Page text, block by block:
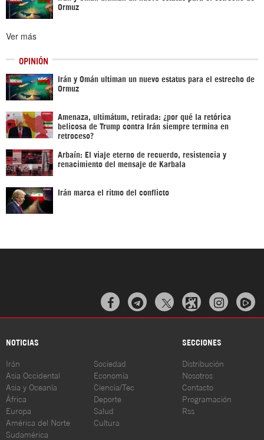
Ormuz
Ver más
OPINIÓN
Irán y Omán ultiman un nuevo estatus para el estrecho de
Ormuz
Amenaza, ultimátum, retirada: ¿por qué la retórica
belicosa de Trump contra Irán siempre termina en
retroceso?
Arbaín: El viaje eterno de recuerdo, resistencia y
renacimiento del mensaje de Karbala
Irán marca el ritmo del conflicto
  
NOTICIAS SECCIONES
Irán
Asia Occidental
Asia y Oceanía
África
Europa
América del Norte
Sudamérica
Sociedad
Economía
Ciencia/Tec
Deporte
Salud
Cultura
Distribución
Nosotros
Contacto
Programación
Rss